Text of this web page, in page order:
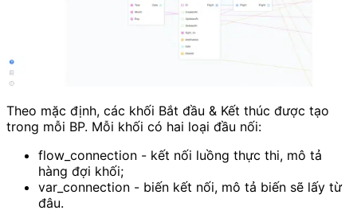
Theo mặc định, các khối Bắt đầu & Kết thúc được tạo
trong mỗi BP. Mỗi khối có hai loại đầu nối:
flow_connection - kết nối luồng thực thi, mô tả
hàng đợi khối;
var_connection - biến kết nối, mô tả biến sẽ lấy từ
đâu.